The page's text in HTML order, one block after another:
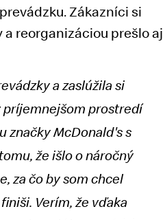
Zákazníci si
reorganizáciou prešlo aj
a zaslúžila si
príjemnejšom prostredí
značky McDonald's s
že išlo o náročný
za čo by som chcel
Verím, že vďaka